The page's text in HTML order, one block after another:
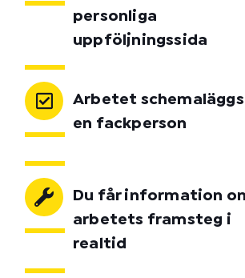
personliga
uppföljningssida
Arbetet
en fackperson
Du får information
arbetets framsteg i
realtid